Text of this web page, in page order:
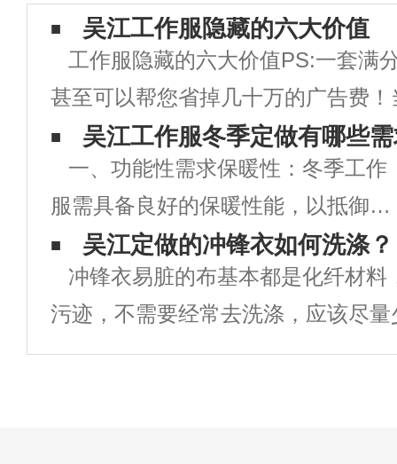
吴江工作服隐藏的六大价值
工作服隐藏的六大价值PS:一套满
甚至可以帮您省掉几十万的广告费
企业是否需要统一定制工作服，你是
为，工作服就只是一块用来防脏的
定制工作服？那你就大错特错了！在
吴江工作服冬季定做有哪些
一、功能性需求保暖性：冬季工作
服需具备良好的保暖性能，以抵御寒
冷天气对员工身体的影响。可选用保
暖性能好的面料，如棉、羽绒、人造
纤维等，并增加内衬或填充物以增强
保暖效果。防风防水：部分工作环境
吴江定做的冲锋衣如何洗涤？
冲锋衣易脏的布基本都是化纤材料
污迹，不需要经常去洗涤，应该尽
不能不洗。冲锋衣的材料一般都是